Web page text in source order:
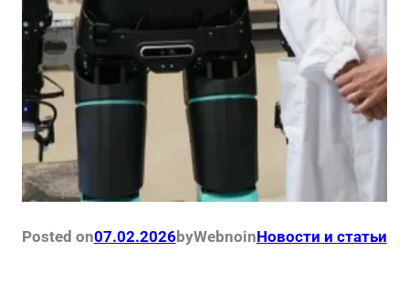
Posted on07.02.2026byWebnoinНовости и статьи